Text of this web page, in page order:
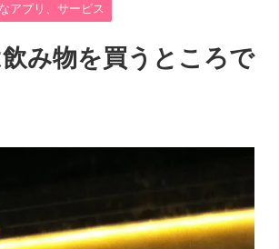
アプリ、サービス
み物を買うところで